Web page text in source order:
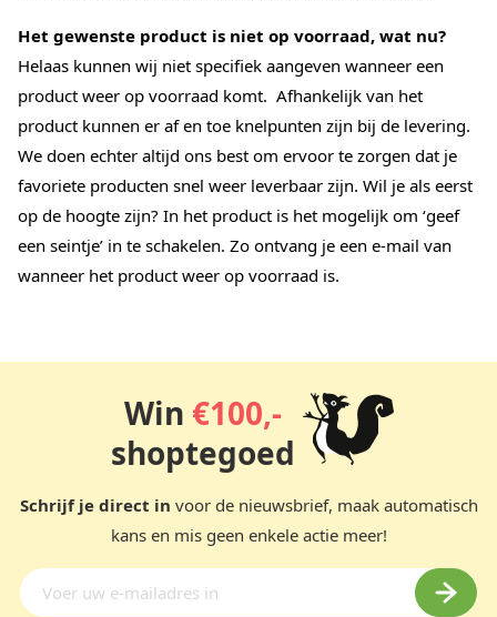
Het gewenste product is niet op voorraad, wat nu?
Helaas kunnen wij niet specifiek aangeven wanneer een
product weer op voorraad komt. Afhankelijk van het
product kunnen er af en toe knelpunten zijn bij de levering.
We doen echter altijd ons best om ervoor te zorgen dat je
favoriete producten snel weer leverbaar zijn. Wil je als eerst
op de hoogte zijn? In het product is het mogelijk om ‘geef
een seintje’ in te schakelen. Zo ontvang je een e-mail van
wanneer het product weer op voorraad is.
Win €100,-
shoptegoed
Schrijf je direct in voor de nieuwsbrief, maak automatisch
kans en mis geen enkele actie meer!